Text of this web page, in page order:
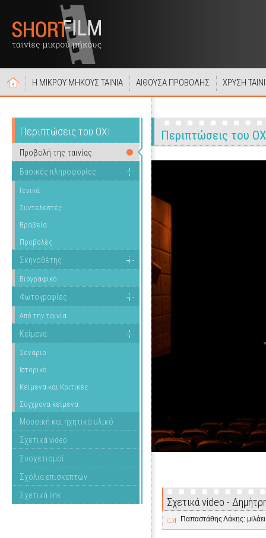
Η ΜΙΚΡΟΥ ΜΗΚΟΥΣ ΤΑΙΝΙΑ ΑΙΘΟΥΣΑ ΠΡΟΒΟΛΗΣ ΧΡΥΣΗ
Περιπτώσεις του ΟΧΙ
Προβολή της ταινίας
Βασικές πληροφορίες
Γενικά
Συντελεστές
Βραβεία
Προβολές
Σκηνοθέτης
Βιογραφικό
Φωτογραφίες
Από την ταινία
Κείμενα
Σενάριο
Ιστορικό
Κείμενα και Κριτικές
Σύγχρονα κείμενα
Μουσική και ηχητικό υλικό
Σχετικά video
Συσχετισμοί
Σχόλια επισκεπτών
Σχετικά link
Περιπτώσεις του
Σχετικά video -
Παπαστάθης Λάκης: μιλάει